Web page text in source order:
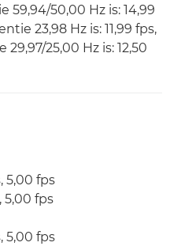
50,00 Hz is: 14,99
23,98 Hz is: 11,99 fps,
25,00 Hz is: 12,50
5,00 fps
5,00 fps
5,00 fps